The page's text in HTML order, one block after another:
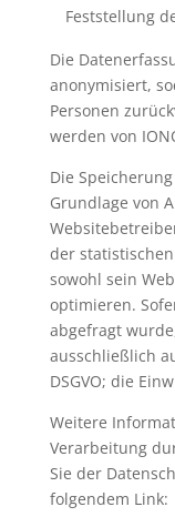
Feststellung
Die
anonymisiert,
Personen
werden von
Die
Grundlage von
der
sowohl sein
optimieren.
abgefragt
ausschließlich
DSGVO; die
Weitere
Verarbeitung
Sie der
folgendem Link: